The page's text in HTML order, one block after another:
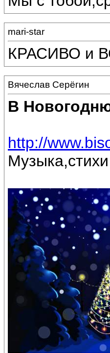
mari-star
КРАСИВО и
Вячеслав Серёгин
В
http://